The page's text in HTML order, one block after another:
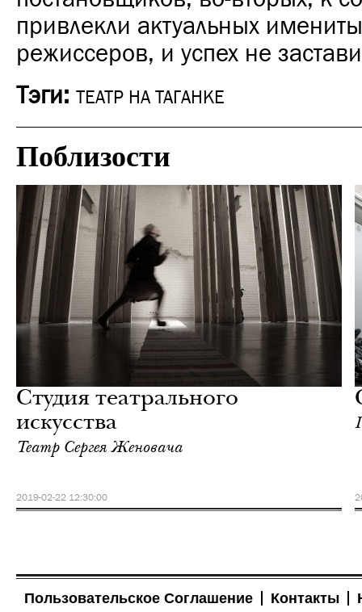
привлекли актуальных
режиссеров, и успех не
Тэги: ТЕАТР НА ТАГАНКЕ
Поблизости
Студия театрального
искусства
Театр Сергея Женовача
2019-02-22 12:30:00
Пользовательское Соглашение Контакты